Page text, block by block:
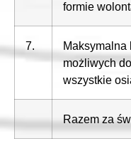
formie
7.
Maksymalna
możliwych
wszystkie
Razem za